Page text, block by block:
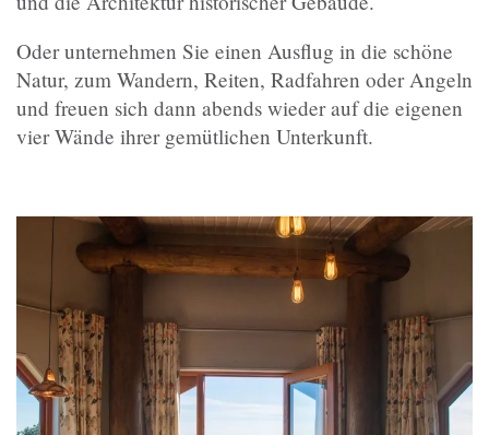
Oder unternehmen Sie einen Ausflug in die schöne
Natur, zum Wandern, Reiten, Radfahren oder Angeln
und freuen sich dann abends wieder auf die eigenen
vier Wände ihrer gemütlichen Unterkunft.